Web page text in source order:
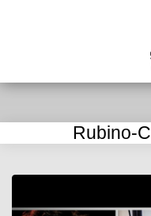
Rubino-